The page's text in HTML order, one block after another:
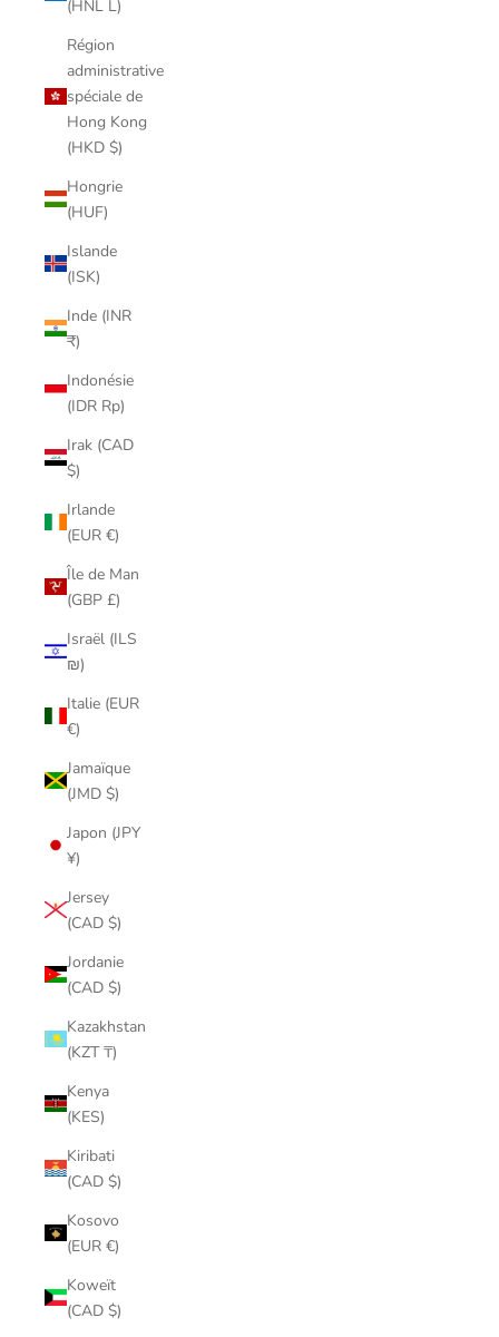
(HNL L)
Région
administrative
spéciale de
Hong Kong
(HKD $)
Hongrie
(HUF)
Islande
(ISK)
Inde (INR
₹)
Indonésie
(IDR Rp)
Irak (CAD
$)
Irlande
(EUR €)
Île de Man
(GBP £)
Israël (ILS
₪)
Italie (EUR
€)
Jamaïque
(JMD $)
Japon (JPY
¥)
Jersey
(CAD $)
Jordanie
(CAD $)
Kazakhstan
(KZT ₸)
Kenya
(KES)
Kiribati
(CAD $)
Kosovo
(EUR €)
Koweït
(CAD $)